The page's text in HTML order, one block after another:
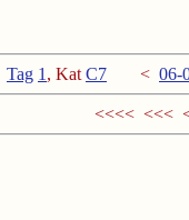
Tag 1 , Kat C7 < 06-
<<<< <<<